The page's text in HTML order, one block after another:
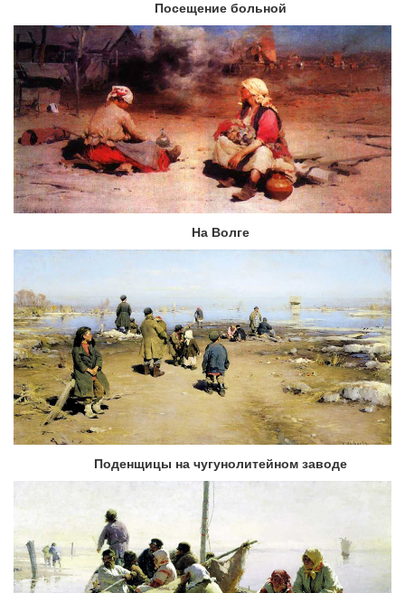
Посещение больной
На Волге
Поденщицы на чугунолитейном заводе